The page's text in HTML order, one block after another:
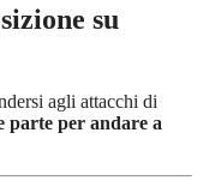
su
agli attacchi di
parte per andare a